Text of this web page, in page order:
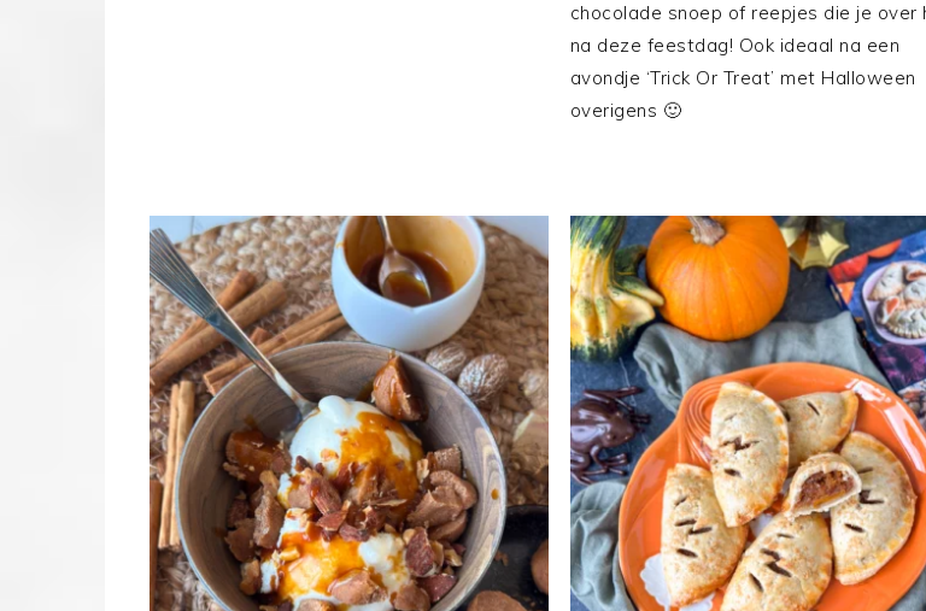
chocolade snoep of reepjes die je over
na deze feestdag! Ook ideaal na een
avondje ‘Trick Or Treat’ met Halloween
overigens 🙂